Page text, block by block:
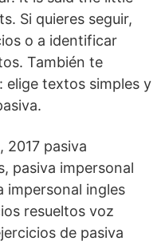
Si quieres seguir,
o a identificar
También te
textos simples y
2017 pasiva
pasiva impersonal
impersonal ingles
resueltos voz
de pasiva